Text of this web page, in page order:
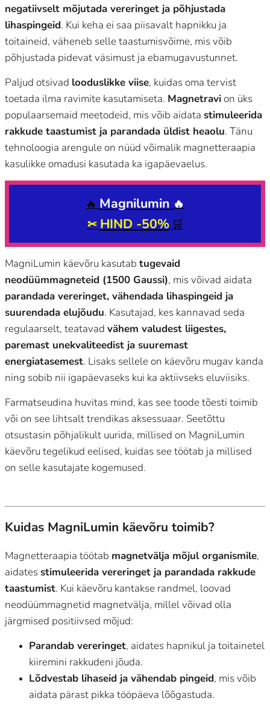
negatiivselt mõjutada vereringet ja põhjustada
lihaspingeid. Kui keha ei saa piisavalt hapnikku ja
toitaineid, väheneb selle taastumisvõime, mis võib
põhjustada pidevat väsimust ja ebamugavustunnet.
Paljud otsivad looduslikke viise, kuidas oma tervist
toetada ilma ravimite kasutamiseta. Magnetravion üks
populaarsemaid meetodeid, mis võib aidata stimuleerida
rakkude taastumist ja parandada üldist heaolu. Tänu
tehnoloogia arengule on nüüd võimalik magnetteraapia
kasulikke omadusi kasutada ka igapäevaelus.
🔥 Magnilumin 🔥
✂ HIND -50% 🛒
MagniLumin käevõru kasutab tugevaid
neodüümmagneteid (1500 Gaussi), mis võivad aidata
parandada vereringet, vähendada lihaspingeid ja
suurendada elujõudu. Kasutajad, kes kannavad seda
regulaarselt, teatavad vähem valudest liigestes,
paremast unekvaliteedist ja suuremast
energiatasemest. Lisaks sellele on käevõru mugav kanda
ning sobib nii igapäevaseks kui ka aktiivseks eluviisiks.
Farmatseudina huvitas mind, kas see toode tõesti toimib
või on see lihtsalt trendikas aksessuaar. Seetõttu
otsustasin põhjalikult uurida, millised on MagniLumin
käevõru tegelikud eelised, kuidas see töötab ja millised
on selle kasutajate kogemused.
Kuidas MagniLumin käevõru toimib?
Magnetteraapia töötab magnetvälja mõjul organismile,
aidatesstimuleerida vereringet ja parandada rakkude
taastumist. Kui käevõru kantakse randmel, loovad
neodüümmagnetid magnetvälja, millel võivad olla
järgmised positiivsed mõjud:
Parandab vereringet, aidates hapnikul ja toitainetel
kiiremini rakkudeni jõuda.
Lõdvestab lihaseid ja vähendab pingeid, mis võib
aidata pärast pikka tööpäeva lõõgastuda.